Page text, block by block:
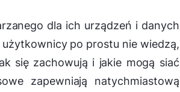
dla ich urządzeń i danych
po prostu nie wiedzą,
się zachowują i jakie mogą siać
zapewniają natychmiastową